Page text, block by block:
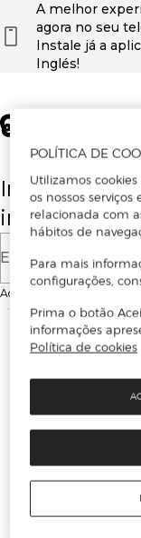
Insira o seu
iniciar
E-mail
Ao continuar, aceitas as
A melhor
agora no seu
Instale já a
Inglés!
POLÍTICA DE
Utilizamos
os nossos
relacionada com
hábitos de
Para mais
configurações,
Prima o botão
informações
Política de cookies